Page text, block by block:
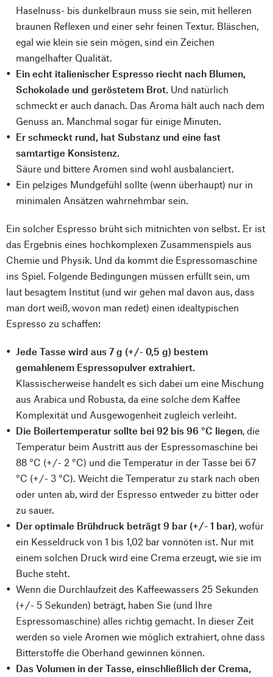
Haselnuss- bis dunkelbraun muss sie sein, mit helleren
braunen Reflexen und einer sehr feinen Textur. Bläschen,
egal wie klein sie sein mögen, sind ein Zeichen
mangelhafter Qualität.
Ein echt italienischer Espresso riecht nach Blumen,
Schokolade und geröstetem Brot. Und natürlich
schmeckt er auch danach. Das Aroma hält auch nach dem
Genuss an. Manchmal sogar für einige Minuten.
Er schmeckt rund, hat Substanz und eine fast
samtartige Konsistenz.
Säure und bittere Aromen sind wohl ausbalanciert.
Ein pelziges Mundgefühl sollte (wenn überhaupt) nur in
minimalen Ansätzen wahrnehmbar sein.
Ein solcher Espresso brüht sich mitnichten von selbst. Er ist
das Ergebnis eines hochkomplexen Zusammenspiels aus
Chemie und Physik. Und da kommt die Espressomaschine
ins Spiel. Folgende Bedingungen müssen erfüllt sein, um
laut besagtem Institut (und wir gehen mal davon aus, dass
man dort weiß, wovon man redet) einen idealtypischen
Espresso zu schaffen:
Jede Tasse wird aus 7 g (+/- 0,5 g) bestem
gemahlenem Espressopulver extrahiert.
Klassischerweise handelt es sich dabei um eine Mischung
aus Arabica und Robusta, da eine solche dem Kaffee
Komplexität und Ausgewogenheit zugleich verleiht.
Die Boilertemperatur sollte bei 92 bis 96 °C liegen , die
Temperatur beim Austritt aus der Espressomaschine bei
88 °C (+/- 2 °C) und die Temperatur in der Tasse bei 67
°C (+/- 3 °C). Weicht die Temperatur zu stark nach oben
oder unten ab, wird der Espresso entweder zu bitter oder
zu sauer.
Der optimale Brühdruck beträgt 9 bar (+/- 1 bar) , wofür
ein Kesseldruck von 1 bis 1,02 bar vonnöten ist. Nur mit
einem solchen Druck wird eine Crema erzeugt, wie sie im
Buche steht.
Wenn die Durchlaufzeit des Kaffeewassers 25 Sekunden
(+/- 5 Sekunden) beträgt, haben Sie (und Ihre
Espressomaschine) alles richtig gemacht. In dieser Zeit
werden so viele Aromen wie möglich extrahiert, ohne dass
Bitterstoffe die Oberhand gewinnen können.
Das Volumen in der Tasse, einschließlich der Crema,